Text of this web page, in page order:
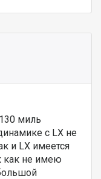
миль
с LX не
и LX имеется
как не имею